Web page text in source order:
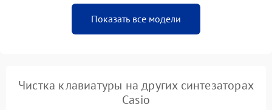
Показать все модели
Чистка клавиатуры на других синтезаторах
Casio